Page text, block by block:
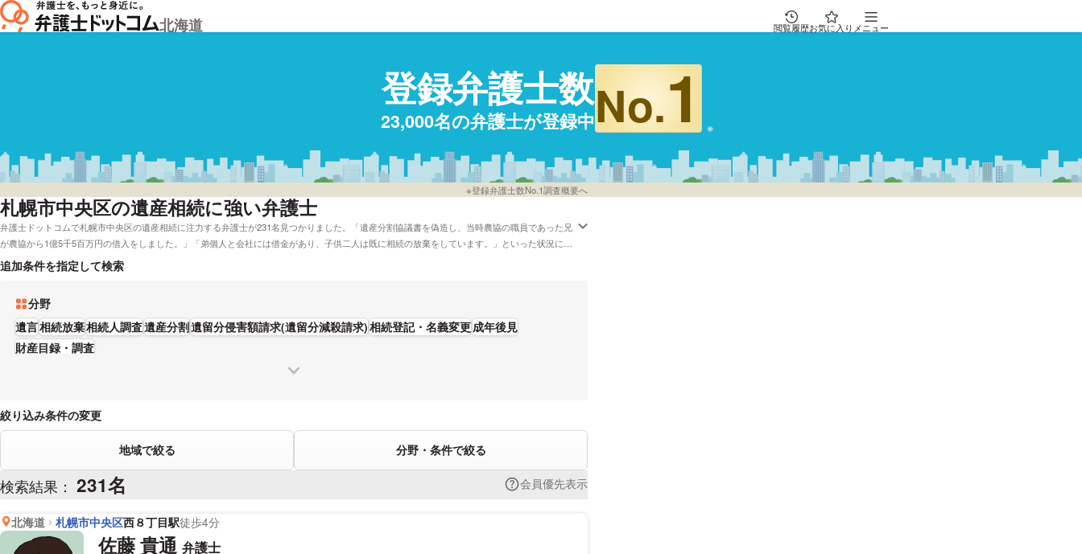
北海道 閲覧履歴お気に入り メニュー
登録弁護士数
23,000名の弁護士が登録中No.1
※登録弁護士数No.1調査概要へ
札幌市中央区の遺産相続に強い弁護士
弁護士ドットコムで札幌市中央区の遺産相続に注力する弁護士が231名見つかりました。「遺産分割協議書を偽造し、当時農協の職員であった兄
が農協から1億5千5百万円の借入をしました。」「弟個人と会社には借金があり、子供二人は既に相続の放棄をしています。」といった状況にあ
ります。弁護士ドットコムでは札幌市中央区で電話相談を無料で受理してくれる弁護士や弁護士費用を分割払いで応対してくれる弁護士といっ
た様々な条件で探すことができます。例えば「口コミの評価が高い相続分野に強い弁護士や弁護士の選び方は詳しく下調べをしたけれど、札幌
方法をご提案し、解決のために尽力します。」とおっしゃる方もおります。相続分野で心配事がある方は報酬基準や英語などの対応言語などの
希望を考慮して、条件に沿う弁護士に相談をしてみてください。
追加条件を指定して検索
分野
遺言相続放棄相続人調査遺産分割遺留分侵害額請求(遺留分減殺請求)相続登記・名義変更成年後見
財産目録・調査
絞り込み条件の変更
地域で絞る 分野・条件で絞る
検索結果： 231名 会員優先表示
北海道 札幌市中央区西８丁目駅徒歩4分
佐藤 貴通 弁護士